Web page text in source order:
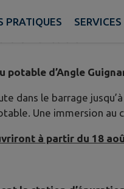
PRATIQUES SERVICES
potable d’Angle
dans le barrage
Une immersion
à partir du 18